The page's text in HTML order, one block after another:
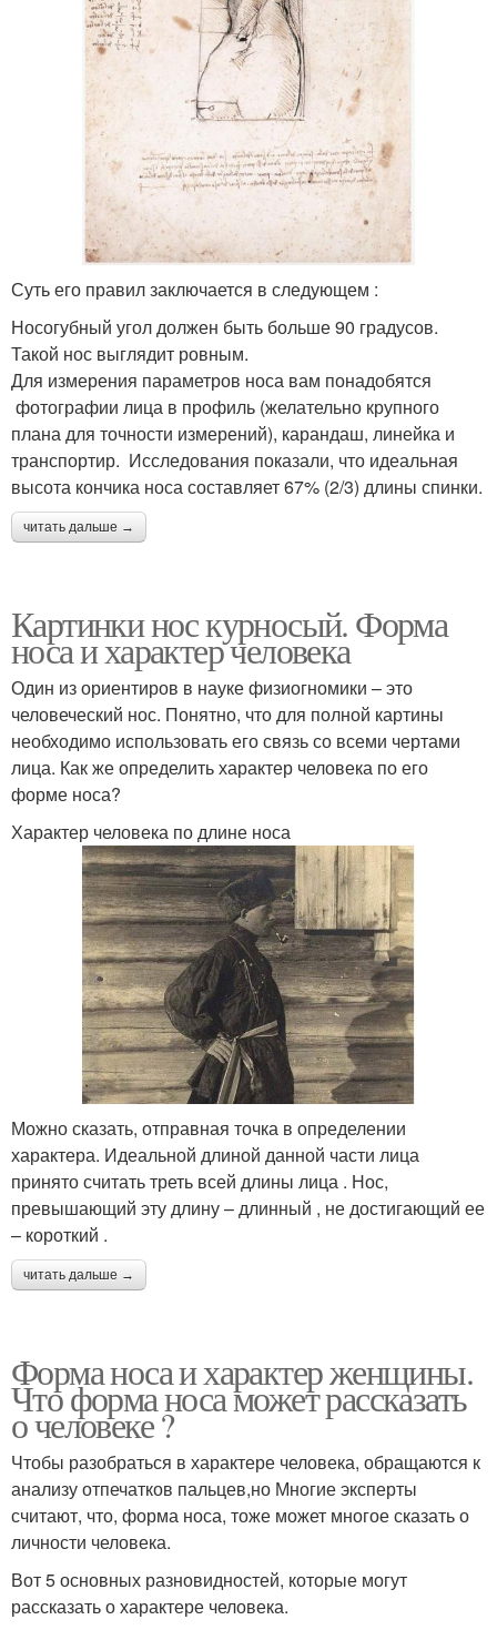
Суть его правил заключается в следующем :
Носогубный угол должен быть больше 90 градусов.
Такой нос выглядит ровным.
Для измерения параметров носа вам понадобятся
фотографии лица в профиль (желательно крупного
плана для точности измерений), карандаш, линейка и
транспортир. Исследования показали, что идеальная
высота кончика носа составляет 67% (2/3) длины спинки.
читать дальше →
Картинки нос курносый. Форма
носа и характер человека
Один из ориентиров в науке физиогномики – это
человеческий нос. Понятно, что для полной картины
необходимо использовать его связь со всеми чертами
лица. Как же определить характер человека по его
форме носа?
Характер человека по длине носа
Можно сказать, отправная точка в определении
характера. Идеальной длиной данной части лица
принято считать треть всей длины лица . Нос,
превышающий эту длину – длинный , не достигающий ее
– короткий .
читать дальше →
Форма носа и характер женщины.
Что форма носа может рассказать
о человеке ?
Чтобы разобраться в характере человека, обращаются к
анализу отпечатков пальцев,но Многие эксперты
считают, что, форма носа, тоже может многое сказать о
личности человека.
Вот 5 основных разновидностей, которые могут
рассказать о характере человека.